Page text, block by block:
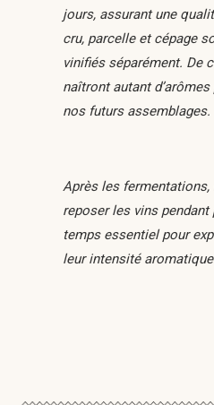
jours, assurant une
cru, parcelle et cépage
vinifiés séparément. De
naîtront autant
nos futurs assemblages.
Après les
reposer les vins pendant
temps essentiel pour
leur intensité